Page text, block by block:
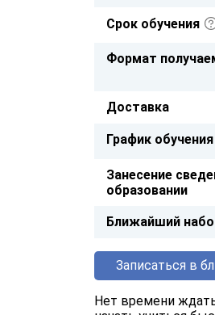
Срок обучения
Формат
Доставка
График обучения
Занесение
образовании
Ближайший
Записаться в
Нет времени